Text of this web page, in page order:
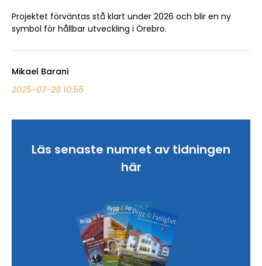
Projektet förväntas stå klart under 2026 och blir en ny
symbol för hållbar utveckling i Örebro.
Mikael Barani
2025-07-29 10:55
Läs senaste numret av tidningen
här